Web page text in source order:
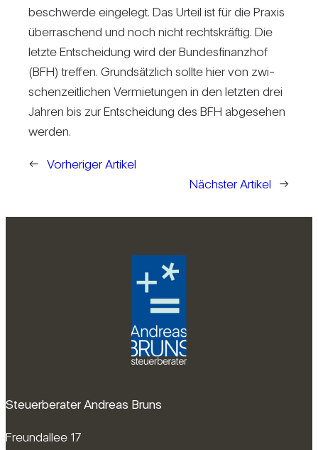
be­schwerde ein­ge­legt. Das Urteil ist für die Praxis
über­ra­schend und noch nicht rechts­kräftig. Die
letzte Ent­schei­dung wird der Bun­des­fi­nanzhof
(BFH) treffen. Grund­sätz­lich sollte hier von zwi­
schen­zeit­li­chen Ver­mie­tungen in den letzten drei
Jahren bis zur Ent­schei­dung des BFH abge­sehen
werden.
← Vorheriger Artikel
Nächster Artikel
→
Steuerberater Andreas Bruns
Freundallee 17